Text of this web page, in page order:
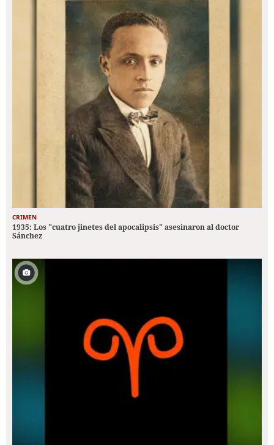
CRIMEN
1935: Los "cuatro jinetes del apocalipsis" asesinaron al doctor
Sánchez